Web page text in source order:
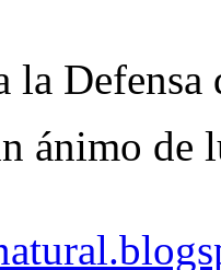
la
ánimo de